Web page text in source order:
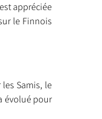
l'adoption
Animaliers
appréciée
le Finnois
Samis, le
évolué pour